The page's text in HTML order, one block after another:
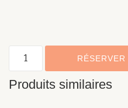
quantité
de
Acompte
RÉSERVER
Produits similaires